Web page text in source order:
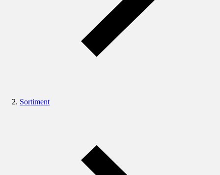
Sortiment